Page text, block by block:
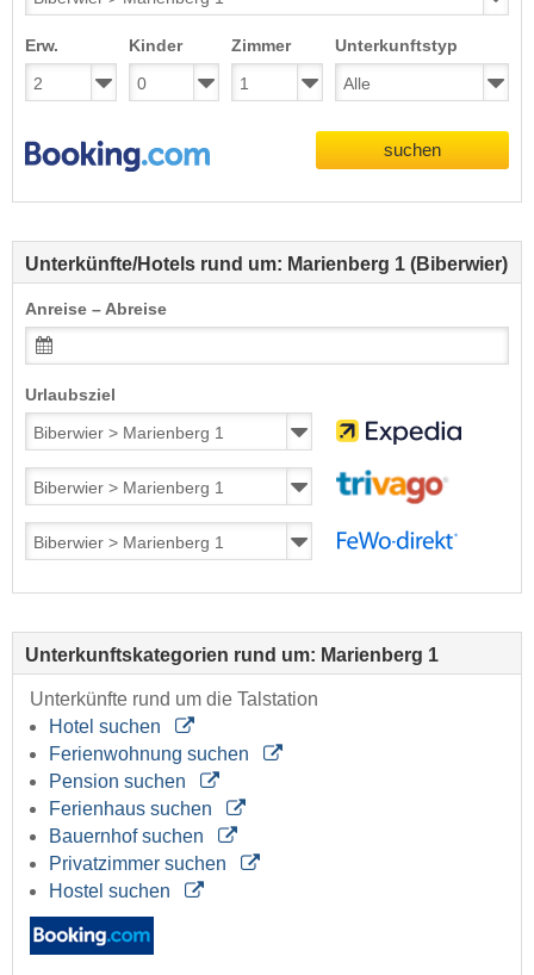
Erw. Kinder Zimmer Unterkunftstyp
suchen
Unterkünfte/Hotels rund um: Marienberg 1 (Biberwier)
Anreise – Abreise
Urlaubsziel
Unterkunftskategorien rund um: Marienberg 1
Unterkünfte rund um die Talstation
Hotel suchen
Ferienwohnung suchen
Pension suchen
Ferienhaus suchen
Bauernhof suchen
Privatzimmer suchen
Hostel suchen